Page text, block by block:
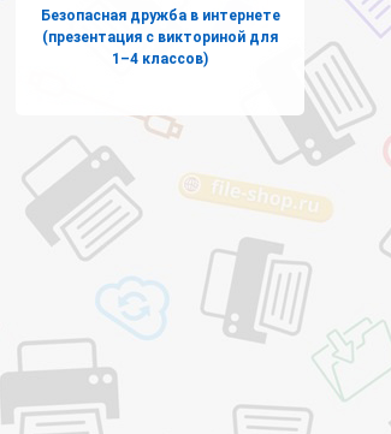
Безопасная дружба в интернете
(презентация с викториной для
1–4 классов)